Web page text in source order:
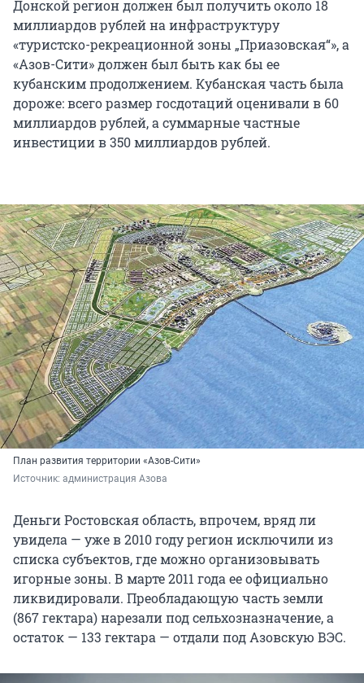
Донской регион должен был получить около 18
миллиардов рублей на инфраструктуру
«туристско-рекреационной зоны „Приазовская“», а
«Азов-Сити» должен был быть как бы ее
кубанским продолжением. Кубанская часть была
дороже: всего размер госдотаций оценивали в 60
миллиардов рублей, а суммарные частные
инвестиции в 350 миллиардов рублей.
План развития территории «Азов-Сити»
Источник: администрация Азова
Деньги Ростовская область, впрочем, вряд ли
увидела — уже в 2010 году регион исключили из
списка субъектов, где можно организовывать
игорные зоны. В марте 2011 года ее официально
ликвидировали. Преобладающую часть земли
(867 гектара) нарезали под сельхозназначение, а
остаток — 133 гектара — отдали под Азовскую ВЭС.